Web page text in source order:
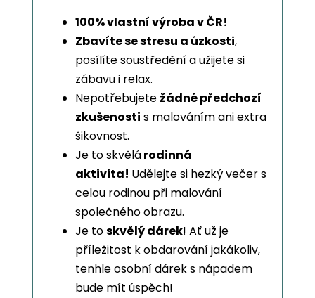
100% vlastní výroba v ČR!
Zbavíte se stresu a úzkosti,
posílíte soustředění a užijete si
zábavu i relax.
Nepotřebujete žádné předchozí
zkušenosti s malováním ani extra
šikovnost.
Je to skvělárodinná
aktivita! Udělejte si hezký večer s
celou rodinou při malování
společného obrazu.
Je toskvělý dárek! Ať už je
příležitost k obdarování jakákoliv,
tenhle osobní dárek s nápadem
bude mít úspěch!